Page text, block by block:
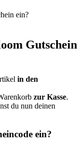
ein?
Gutschein
in den
zur Kasse.
du nun deinen
ein?